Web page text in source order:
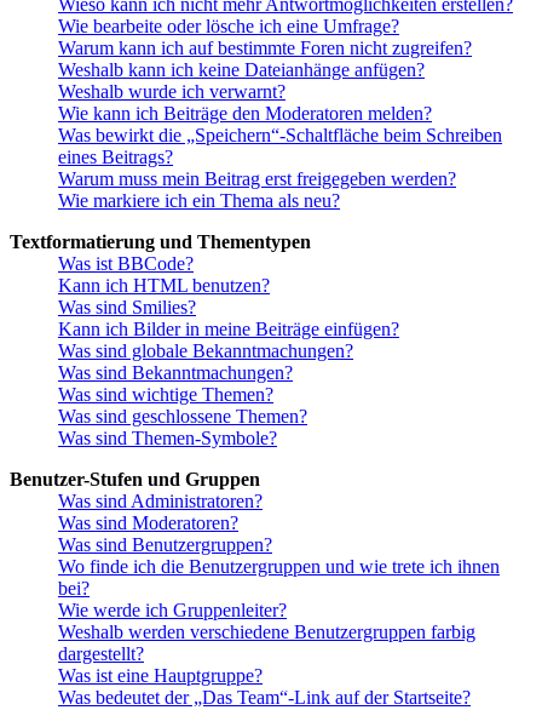
Wieso kann ich nicht mehr Antwortmöglichkeiten erstellen?
Wie bearbeite oder lösche ich eine Umfrage?
Warum kann ich auf bestimmte Foren nicht zugreifen?
Weshalb kann ich keine Dateianhänge anfügen?
Weshalb wurde ich verwarnt?
Wie kann ich Beiträge den Moderatoren melden?
Was bewirkt die „Speichern“-Schaltfläche beim Schreiben
eines Beitrags?
Warum muss mein Beitrag erst freigegeben werden?
Wie markiere ich ein Thema als neu?
Textformatierung und Thementypen
Was ist BBCode?
Kann ich HTML benutzen?
Was sind Smilies?
Kann ich Bilder in meine Beiträge einfügen?
Was sind globale Bekanntmachungen?
Was sind Bekanntmachungen?
Was sind wichtige Themen?
Was sind geschlossene Themen?
Was sind Themen-Symbole?
Benutzer-Stufen und Gruppen
Was sind Administratoren?
Was sind Moderatoren?
Was sind Benutzergruppen?
Wo finde ich die Benutzergruppen und wie trete ich ihnen
bei?
Wie werde ich Gruppenleiter?
Weshalb werden verschiedene Benutzergruppen farbig
dargestellt?
Was ist eine Hauptgruppe?
Was bedeutet der „Das Team“-Link auf der Startseite?